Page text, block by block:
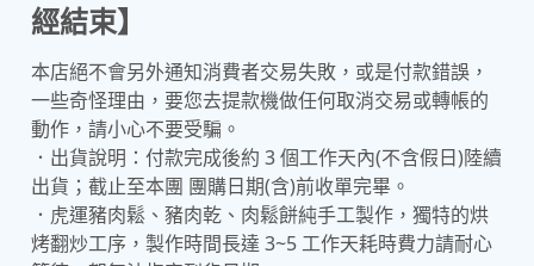
經結束】
本店絕不會另外通知消費者交易失敗，或是付款錯誤，
一些奇怪理由，要您去提款機做任何取消交易或轉帳的
動作，請小心不要受騙。
．出貨說明：付款完成後約 3 個工作天內(不含假日)陸續
出貨；截止至本團 團購日期(含)前收單完畢。
．虎運豬肉鬆、豬肉乾、肉鬆餅純手工製作，獨特的烘
烤翻炒工序，製作時間長達 3~5 工作天耗時費力請耐心